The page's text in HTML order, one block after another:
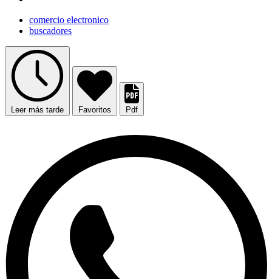
comercio electronico
buscadores
Leer más tarde Favoritos Pdf